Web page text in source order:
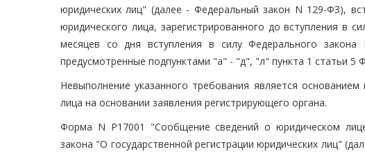
юридических лиц" (далее - Федеральный закон N 129-ФЗ),
юридического лица, зарегистрированного до вступления в
месяцев со дня вступления в силу Федерального
предусмотренные подпунктами "а" - "д", "л" пункта 1 статьи 5
Невыполнение указанного требования является
лица на основании заявления регистрирующего органа.
Форма N Р17001 "Сообщение сведений о юридическом
закона "О государственной регистрации юридических лиц"